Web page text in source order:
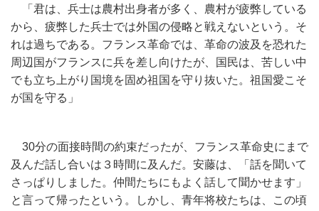
「君は、兵士は農村出身者が多く、農村が疲弊している
から、疲弊した兵士では外国の侵略と戦えないという。そ
れは過ちである。フランス革命では、革命の波及を恐れた
周辺国がフランスに兵を差し向けたが、国民は、苦しい中
でも立ち上がり国境を固め祖国を守り抜いた。祖国愛こそ
が国を守る」
30分の面接時間の約束だったが、フランス革命史にまで
及んだ話し合いは３時間に及んだ。安藤は、「話を聞いて
さっぱりしました。仲間たちにもよく話して聞かせます」
と言って帰ったという。しかし、青年将校たちは、この頃